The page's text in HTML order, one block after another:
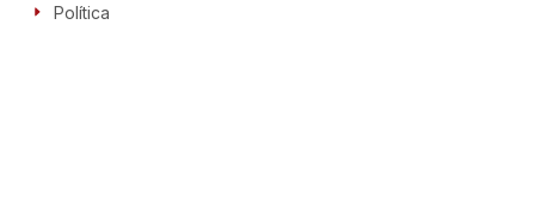
Política